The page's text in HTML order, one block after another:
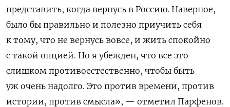
представить, когда вернусь в Россию. Наверное,
было бы правильно и полезно приучить себя
к тому, что не вернусь вовсе, и жить спокойно
с такой опцией. Но я убежден, что все это
слишком противоестественно, чтобы быть
уж очень надолго. Это против времени, против
истории, против смысла», — отметил Парфенов.